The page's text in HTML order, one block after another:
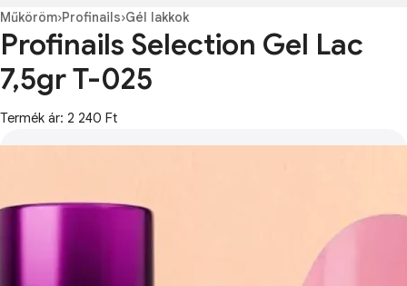
Műköröm›Profinails›Gél lakkok
Profinails Selection Gel Lac
7,5gr T-025
Termék ár: 2 240 Ft